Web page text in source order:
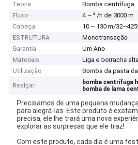
Teoria
Bomba centrífuga
Fluxo
4 ~ ³ /h de 3000 m
Cabeça
10 ~ 130 m/
ESTRUTURA
Monotransação
Garantia
Um Ano
Materiais
Liga e borracha
Utilização
Bomba da pasta
Realçar:
bomba centrífuga
bomba de lama
Precisamos de uma pequena
para alegrá-las. Este produto é
precisa, ele lhe trará uma nova
explorar as surpresas que ele traz!
Com este produto, cada dia é uma